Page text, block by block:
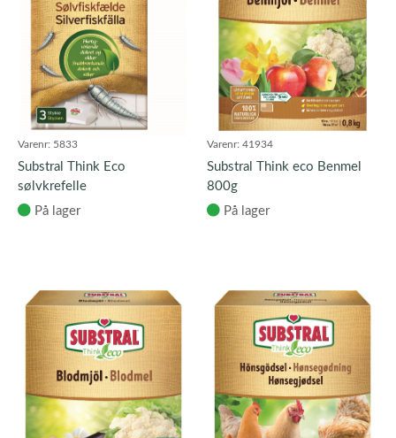
Varenr: 5833
Substral Think Eco
sølvkrefelle
På lager
Varenr: 41934
Substral Think eco Benmel
800g
På lager